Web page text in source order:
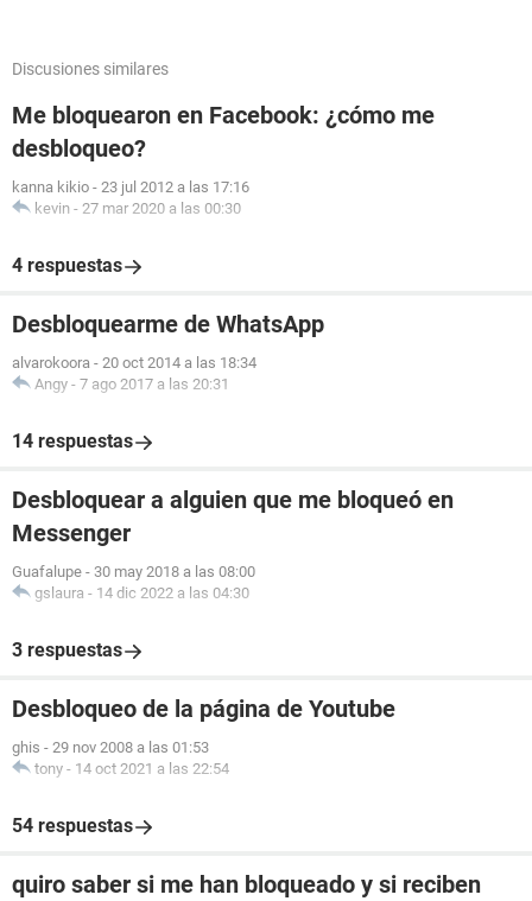
Discusiones similares
Me bloquearon en Facebook: ¿cómo me
desbloqueo?
kanna kikio - 23 jul 2012 a las 17:16
kevin - 27 mar 2020 a las 00:30
4 respuestas
Desbloquearme de WhatsApp
alvarokoora - 20 oct 2014 a las 18:34
Angy - 7 ago 2017 a las 20:31
14 respuestas
Desbloquear a alguien que me bloqueó en
Messenger
Guafalupe - 30 may 2018 a las 08:00
gslaura - 14 dic 2022 a las 04:30
3 respuestas
Desbloqueo de la página de Youtube
ghis - 29 nov 2008 a las 01:53
tony - 14 oct 2021 a las 22:54
54 respuestas
quiro saber si me han bloqueado y si reciben